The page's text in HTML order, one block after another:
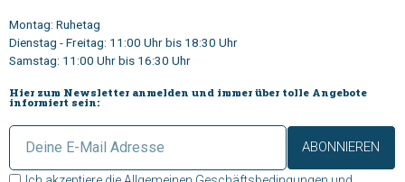
Montag: Ruhetag
Dienstag - Freitag: 11:00 Uhr bis 18:30 Uhr
Samstag: 11:00 Uhr bis 16:30 Uhr
Hier zum Newsletter anmelden und immer über tolle Angebote
informiert sein:
ABONNIEREN